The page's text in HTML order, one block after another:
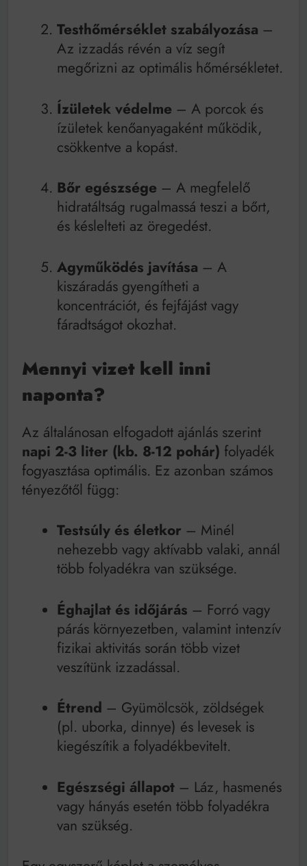
Testhőmérséklet szabályozása –
Az izzadás révén a víz segít
megőrizni az optimális hőmérsékletet.
Ízületek védelme – A porcok és
ízületek kenőanyagaként működik,
csökkentve a kopást.
Bőr egészsége – A megfelelő
hidratáltság rugalmassá teszi a bőrt,
és késlelteti az öregedést.
Agyműködés javítása – A
kiszáradás gyengítheti a
koncentrációt, és fejfájást vagy
fáradtságot okozhat.
Mennyi vizet kell inni
naponta?
Az általánosan elfogadott ajánlás szerint
napi 2-3 liter (kb. 8-12 pohár) folyadék
fogyasztása optimális. Ez azonban számos
tényezőtől függ:
Testsúly és életkor – Minél
nehezebb vagy aktívabb valaki, annál
több folyadékra van szüksége.
Éghajlat és időjárás – Forró vagy
párás környezetben, valamint intenzív
fizikai aktivitás során több vizet
veszítünk izzadással.
Étrend – Gyümölcsök, zöldségek
(pl. uborka, dinnye) és levesek is
kiegészítik a folyadékbevitelt.
Egészségi állapot– Láz, hasmenés
vagy hányás esetén több folyadékra
van szükség.